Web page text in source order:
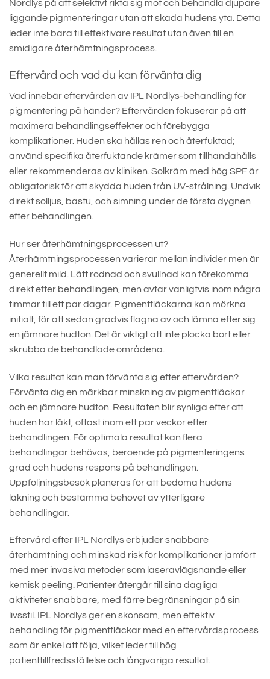
Nordlys på att selektivt rikta sig mot och behandla djupare
liggande pigmenteringar utan att skada hudens yta. Detta
leder inte bara till effektivare resultat utan även till en
smidigare återhämtningsprocess.
Eftervård och vad du kan förvänta dig
Vad innebär eftervården av IPL Nordlys-behandling för
pigmentering på händer? Eftervården fokuserar på att
maximera behandlingseffekter och förebygga
komplikationer. Huden ska hållas ren och återfuktad;
använd specifika återfuktande krämer som tillhandahålls
eller rekommenderas av kliniken. Solkräm med hög SPF är
obligatorisk för att skydda huden från UV-strålning. Undvik
direkt solljus, bastu, och simning under de första dygnen
efter behandlingen.
Hur ser återhämtningsprocessen ut?
Återhämtningsprocessen varierar mellan individer men är
generellt mild. Lätt rodnad och svullnad kan förekomma
direkt efter behandlingen, men avtar vanligtvis inom några
timmar till ett par dagar. Pigmentfläckarna kan mörkna
initialt, för att sedan gradvis flagna av och lämna efter sig
en jämnare hudton. Det är viktigt att inte plocka bort eller
skrubba de behandlade områdena.
Vilka resultat kan man förvänta sig efter eftervården?
Förvänta dig en märkbar minskning av pigmentfläckar
och en jämnare hudton. Resultaten blir synliga efter att
huden har läkt, oftast inom ett par veckor efter
behandlingen. För optimala resultat kan flera
behandlingar behövas, beroende på pigmenteringens
grad och hudens respons på behandlingen.
Uppföljningsbesök planeras för att bedöma hudens
läkning och bestämma behovet av ytterligare
behandlingar.
Eftervård efter IPL Nordlys erbjuder snabbare
återhämtning och minskad risk för komplikationer jämfört
med mer invasiva metoder som laseravlägsnande eller
kemisk peeling. Patienter återgår till sina dagliga
aktiviteter snabbare, med färre begränsningar på sin
livsstil. IPL Nordlys ger en skonsam, men effektiv
behandling för pigmentfläckar med en eftervårdsprocess
som är enkel att följa, vilket leder till hög
patienttillfredsställelse och långvariga resultat.